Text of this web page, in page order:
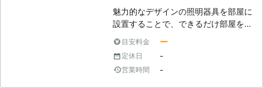
魅力的なデザインの照明器具を部屋に
設置することで、できるだけ部屋を素
持ちの方は多いことでしょう。一方で
照明器具を選ぶにあたってはそのデザ
インだけでなく部屋の用途や広さに合
目安料金 ー
定休日 -
営業時間 -